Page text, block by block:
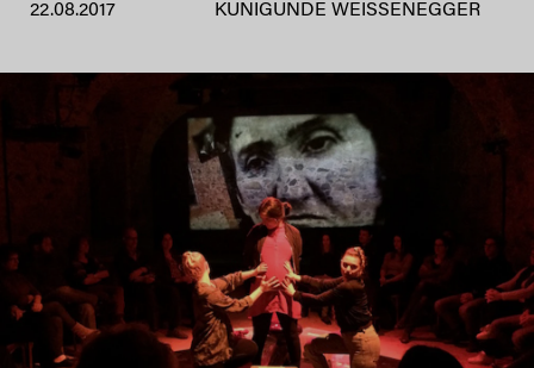
22.08.2017 KUNIGUNDE WEISSENEGGER